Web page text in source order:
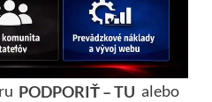
PODPORIŤ – TU alebo